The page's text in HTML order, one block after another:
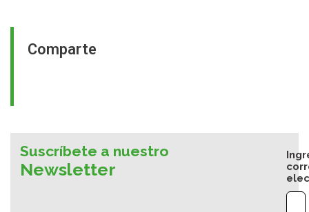
Comparte
Suscríbete a nuestro
Newsletter